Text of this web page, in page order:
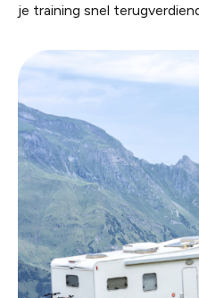
je training snel